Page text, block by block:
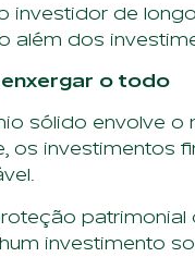
investidor de
além dos
o todo
sólido envolve o
os investimentos
investimento